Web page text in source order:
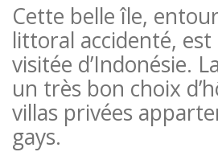
Cette belle île,
littoral accidenté,
visitée d’Indonésie.
un très bon choix
villas privées
gays.